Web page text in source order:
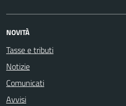
NOVITÀ
Tasse e tributi
Notizie
Comunicati
Avvisi